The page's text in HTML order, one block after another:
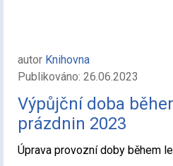
autor Knihovna
Publikováno: 26.06.2023
Výpůjční doba
prázdnin 2023
Úprava provozní doby během